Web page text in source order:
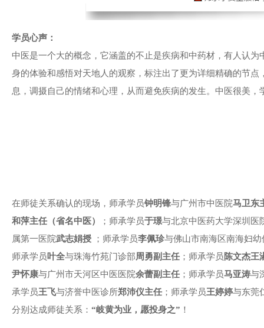
学员心声：
中医是一个大的概念，它涵盖的不止是疾病和中药材，有人认
身的体验和感悟对天地人的观察，标注出了更为详细精确的节
息，调摄自己的情绪和心理，从而避免疾病的发生。中医很美
在师徒关系确认的现场，师承学员钟明锋与广州市中医院马卫东
和萍主任（省名中医）
；师承学员于璟与北京中医药大学深圳医
属第一医院武志娟授 ；师承学员李佩珍与佛山市南海区南海妇幼
师承学员叶全与珠海竹苑门诊部周勇副主任 ；师承学员陈文杰王
尹怀康与广州市天河区中医医院余蕾副主任 ；师承学员马亚涛与
承学员王飞与济誉中医诊所郑沛仪主任 ；师承学员王婷婷与东莞
分别达成师徒关系： “岐黄为业，愿投身之” ！